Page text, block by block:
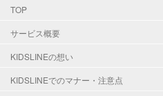
TOP
サービス概要
KIDSLINEの想い
KIDSLINEでのマナー・注意点